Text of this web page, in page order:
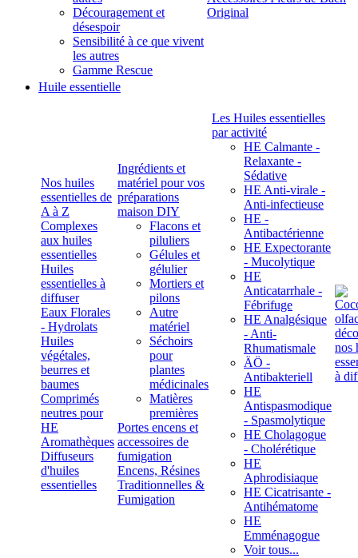
Découragement et
désespoir
Sensibilité à ce que vivent
les autres
Gamme Rescue
Original
Huile essentielle
Nos huiles
essentielles de
A à Z
Complexes
aux huiles
essentielles
Huiles
essentielles à
diffuser
Eaux Florales
- Hydrolats
Huiles
végétales,
beurres et
baumes
Comprimés
neutres pour
HE
Aromathèques
Diffuseurs
d'huiles
essentielles
Ingrédients et
matériel pour vos
préparations
maison DIY
Flacons et
piluliers
Gélules et
gélulier
Mortiers et
pilons
Autre
matériel
Séchoirs
pour
plantes
médicinales
Matières
premières
Portes encens et
accessoires de
fumigation
Encens, Résines
Traditionnelles &
Fumigation
Les Huiles essentielles
par activité
HE Calmante -
Relaxante -
Sédative
HE Anti-virale -
Anti-infectieuse
HE -
Antibactérienne
HE Expectorante
- Mucolytique
HE
Anticatarrhale -
Fébrifuge
HE Analgésique
- Anti-
Rhumatismale
ÄÖ -
Antibakteriell
HE
Antispasmodique
- Spasmolytique
HE Cholagogue
- Cholérétique
HE
Aphrodisiaque
HE Cicatrisante -
Antihématome
HE
Emménagogue
Voir tous...